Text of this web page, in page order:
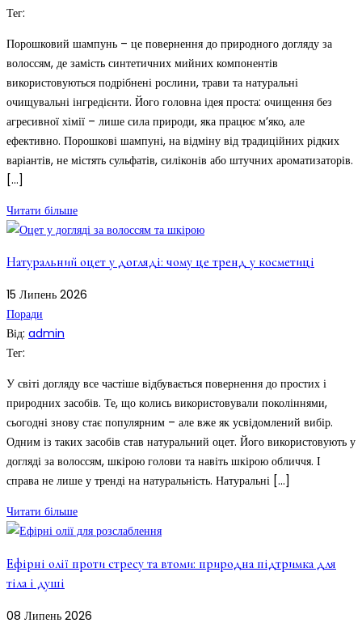
Тег:
Порошковий шампунь – це повернення до природного догляду за
волоссям, де замість синтетичних мийних компонентів
використовуються подрібнені рослини, трави та натуральні
очищувальні інгредієнти. Його головна ідея проста: очищення без
агресивної хімії – лише сила природи, яка працює м’яко, але
ефективно. Порошкові шампуні, на відміну від традиційних рідких
варіантів, не містять сульфатів, силіконів або штучних ароматизаторів.
[…]
Читати більше
Натуральний оцет у догляді: чому це тренд у косметиці
15 Липень 2026
Поради
Від: admin
Тег:
У світі догляду все частіше відбувається повернення до простих і
природних засобів. Те, що колись використовували поколіннями,
сьогодні знову стає популярним – але вже як усвідомлений вибір.
Одним із таких засобів став натуральний оцет. Його використовують у
догляді за волоссям, шкірою голови та навіть шкірою обличчя. І
справа не лише у тренді на натуральність. Натуральні […]
Читати більше
Ефірні олії проти стресу та втоми: природна підтримка для
тіла і душі
08 Липень 2026